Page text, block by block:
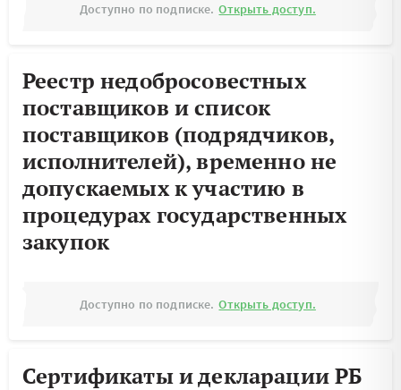
Доступно по подписке. Открыть доступ.
Реестр недобросовестных
поставщиков и список
поставщиков (подрядчиков,
исполнителей), временно не
допускаемых к участию в
процедурах государственных
закупок
Доступно по подписке. Открыть доступ.
Сертификаты и декларации РБ